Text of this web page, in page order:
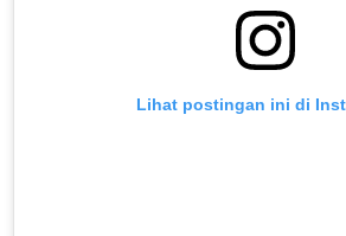
Lihat postingan ini di